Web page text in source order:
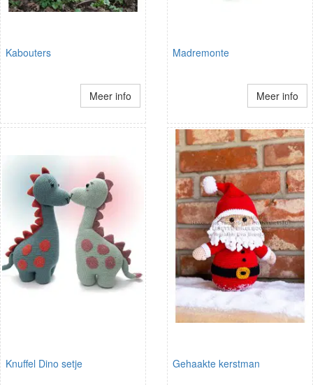
Kabouters
Meer info
Madremonte
Meer info
Knuffel Dino setje Gehaakte kerstman